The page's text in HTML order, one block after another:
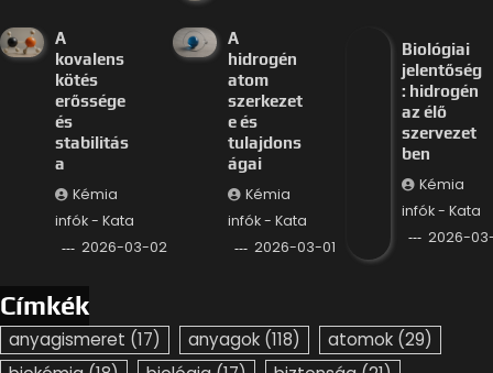
A
kovalens
kötés
erőssége
és
stabilitás
a
Kémia
infók - Kata
2026-03-02
A
hidrogén
atom
szerkezet
e és
tulajdons
ágai
Kémia
infók - Kata
2026-03-01
Biológiai
jelentőség
: hidrogén
az élő
szervezet
ben
Kémia
infók - Kata
2026-
Címkék
anyagismeret (17) anyagok (118) atomok (29)